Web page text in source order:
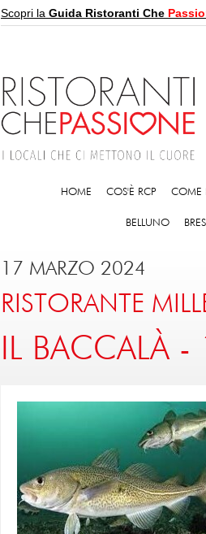
Scopri la Guida Ristoranti Che
HOME COS'È RCP COME
BELLUNO
17 MARZO 2024
RISTORANTE
IL BACCALÀ